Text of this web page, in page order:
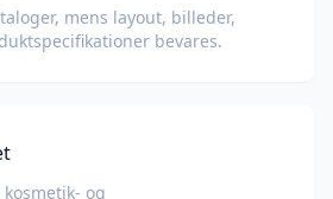
mens layout, billeder,
bevares.
og